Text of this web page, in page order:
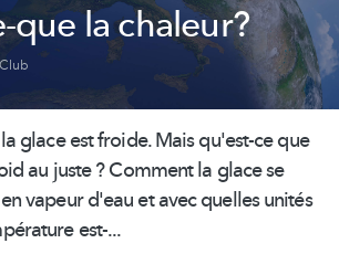
que la chaleur?
glace est froide. Mais qu'est-ce que
au juste ? Comment la glace se
vapeur d'eau et avec quelles unités
est-...